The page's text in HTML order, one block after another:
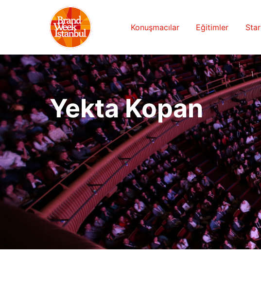
Konuşmacılar Eğitimler
Yekta Kopan